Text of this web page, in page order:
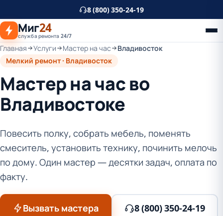
основному
контенту
8 (800) 350-24-19
Миг24
служба ремонта 24/7
Главная Услуги Мастер на час
Владивосток
Мелкий ремонт · Владивосток
Мастер на час во
Владивостоке
Повесить полку, собрать мебель, поменять
смеситель, установить технику, починить мелочь
по дому. Один мастер — десятки задач, оплата по
факту.
Вызвать мастера 8 (800) 350-24-19